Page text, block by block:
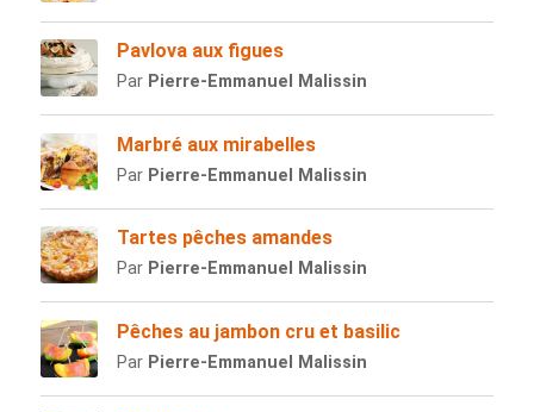
Pavlova aux figues
Par Pierre-Emmanuel Malissin
Marbré aux mirabelles
Par Pierre-Emmanuel Malissin
Tartes pêches amandes
Par Pierre-Emmanuel Malissin
Pêches au jambon cru et basilic
Par Pierre-Emmanuel Malissin